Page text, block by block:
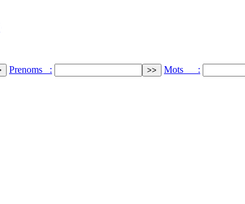
Prenoms : Mots :